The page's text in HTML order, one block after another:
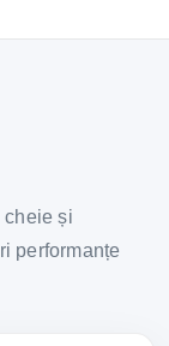
cheie și
performanțe